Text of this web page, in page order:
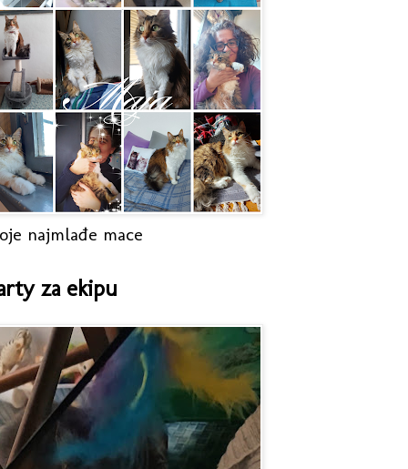
najmlađe mace
za ekipu